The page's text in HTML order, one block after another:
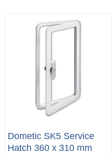
Dometic SK5 Service
Hatch 360 x 310 mm